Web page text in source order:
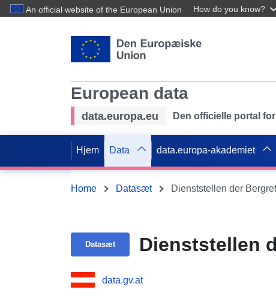
An official website of the European Union How do you know?
European data
data.europa.eu Den officielle portal
Hjem Data data.europa-akademiet
Home Datasæt Dienststellen der
Datasæt Dienststellen
data.gv.at